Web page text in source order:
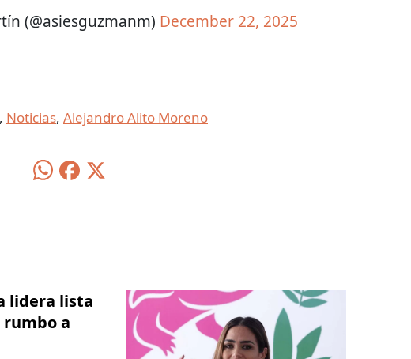
(@asiesguzmanm) December 22, 2025
, Noticias, Alejandro Alito Moreno
lidera lista
rumbo a